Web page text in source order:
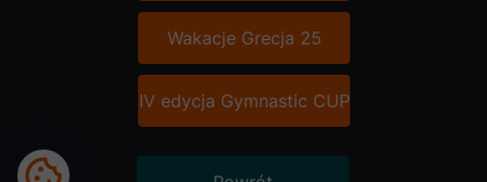
Wakacje Grecja 25
IV edycja Gymnastic CUP